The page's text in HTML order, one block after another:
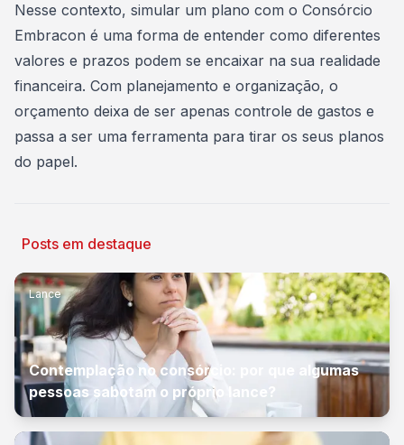
Nesse contexto, simular um plano com o Consórcio
Embracon é uma forma de entender como diferentes
valores e prazos podem se encaixar na sua realidade
financeira. Com planejamento e organização, o
orçamento deixa de ser apenas controle de gastos e
passa a ser uma ferramenta para tirar os seus planos
do papel.
Posts em destaque
Lance
Contemplação no consórcio: por que algumas
pessoas sabotam o próprio lance?